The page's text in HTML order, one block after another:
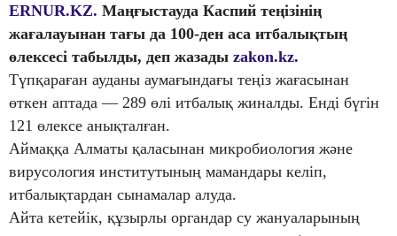
ERNUR.KZ. Маңғыстауда Каспий теңізінің
жағалауынан тағы да 100-ден аса итбалықтың
өлексесі табылды, деп жазады zakon.kz.
Түпқараған ауданы аумағындағы теңіз жағасынан
өткен аптада — 289 өлі итбалық жиналды. Енді бүгін
121 өлексе анықталған.
Аймаққа Алматы қаласынан микробиология және
вирусология институтының мамандары келіп,
итбалықтардан сынамалар алуда.
Айта кетейік, құзырлы органдар су жануаларының